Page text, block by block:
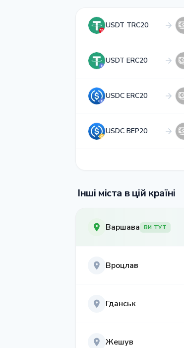
USDT TRC20
USDT ERC20
USDC ERC20
USDC BEP20
Інші міста в цій країні
Варшава ВИ ТУТ
Вроцлав
Гданськ
Жешув